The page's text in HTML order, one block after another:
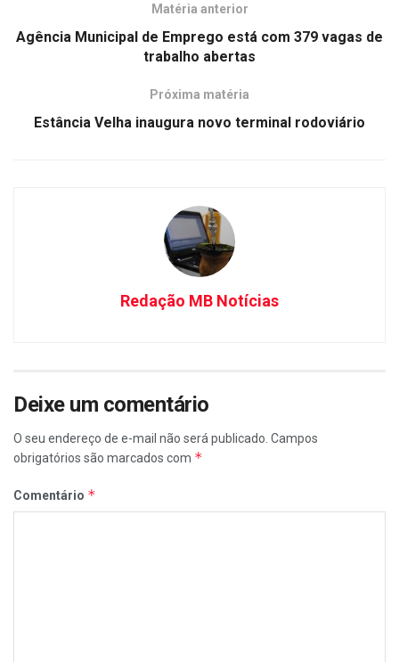
Matéria anterior
Agência Municipal de Emprego está com 379 vagas de
trabalho abertas
Próxima matéria
Estância Velha inaugura novo terminal rodoviário
Redação MB Notícias
Deixe um comentário
O seu endereço de e-mail não será publicado. Campos
obrigatórios são marcados com *
Comentário *